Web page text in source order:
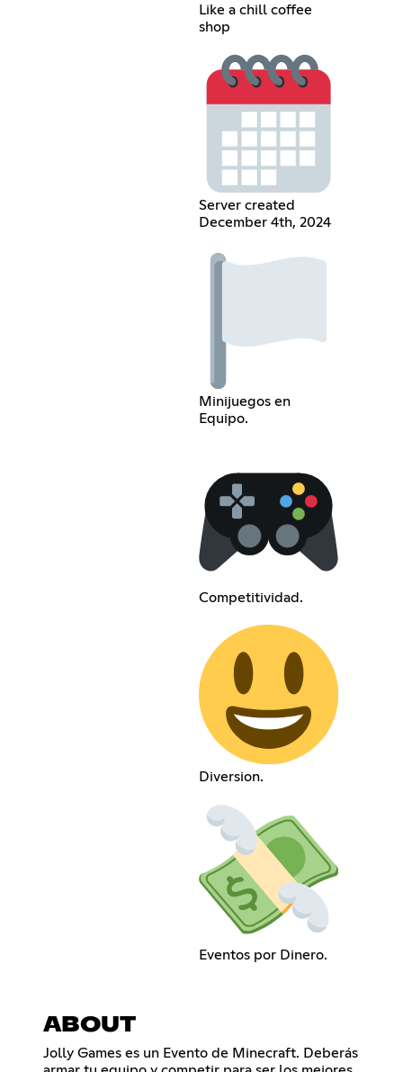
Like a chill coffee
shop
Server created
December 4th, 2024
Minijuegos en
Equipo.
Competitividad.
Diversion.
Eventos por Dinero.
ABOUT
Jolly Games es un Evento de Minecraft. Deberás